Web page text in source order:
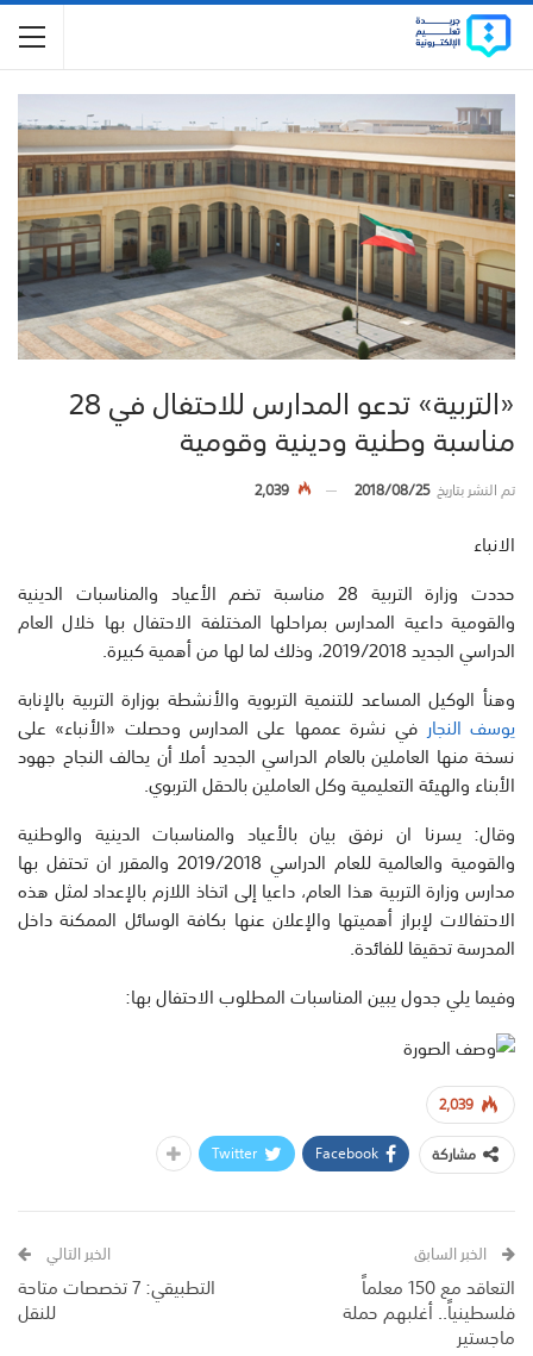
«التربية» تدعو المدارس للاحتفال في 28
مناسبة وطنية ودينية وقومية
تم النشر بتاريخ2018/08/25
2,039
الانباء
حددت وزارة التربية 28 مناسبة تضم الأعياد والمناسبات الدينية
والقومية داعية المدارس بمراحلها المختلفة الاحتفال بها خلال العام
الدراسي الجديد 2019/2018، وذلك لما لها من أهمية كبيرة.
وهنأ الوكيل المساعد للتنمية التربوية والأنشطة بوزارة التربية بالإنابة
يوسف النجار في نشرة عممها على المدارس وحصلت «الأنباء» على
نسخة منها العاملين بالعام الدراسي الجديد أملا أن يحالف النجاح جهود
الأبناء والهيئة التعليمية وكل العاملين بالحقل التربوي.
وقال: يسرنا ان نرفق بيان بالأعياد والمناسبات الدينية والوطنية
والقومية والعالمية للعام الدراسي 2019/2018 والمقرر ان تحتفل بها
مدارس وزارة التربية هذا العام، داعيا إلى اتخاذ اللازم بالإعداد لمثل هذه
الاحتفالات لإبراز أهميتها والإعلان عنها بكافة الوسائل الممكنة داخل
المدرسة تحقيقا للفائدة.
وفيما يلي جدول يبين المناسبات المطلوب الاحتفال بها:
2,039
مشاركة
Facebook
Twitter
الخبر السابق
التعاقد مع 150 معلماً
فلسطينياً.. أغلبهم حملة
ماجستير
الخبر التالي
التطبيقي: 7 تخصصات متاحة
للنقل